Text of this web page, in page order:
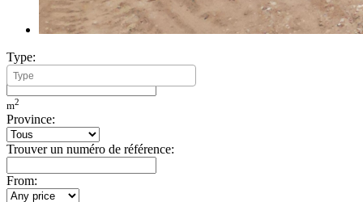
Type:
Minimum Build Area:
m2
Province:
Trouver un numéro de référence:
From: